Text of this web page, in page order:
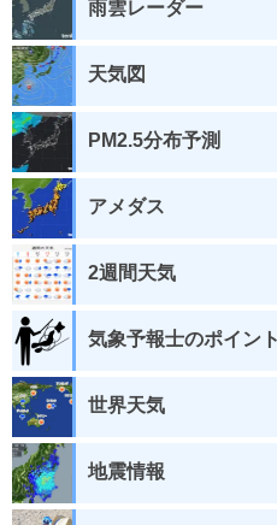
雨雲レーダー
天気図
PM2.5分布予測
アメダス
2週間天気
気象予報士のポイン
世界天気
地震情報